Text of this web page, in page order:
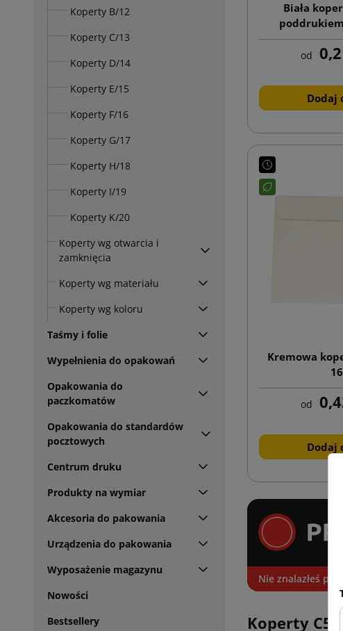
Koperty B/12
Koperty C/13
Koperty D/14
Koperty E/15
Koperty F/16
Koperty G/17
Koperty H/18
Koperty I/19
Koperty K/20
Koperty wg otwarcia i
zamknięcia
Koperty wg materiału
Koperty wg koloru
Taśmy i folie
Wypełnienia do opakowań
Opakowania do
paczkomatów
Opakowania do standardów
pocztowych
Centrum druku
Produkty na wymiar
Akcesoria do pakowania
Urządzenia do pakowania
Wyposażenie magazynu
Nowości
Bestsellery
Biała
od
Dodaj
Kremowa
od
Dodaj
Nie znalazłeś
Koperty C5